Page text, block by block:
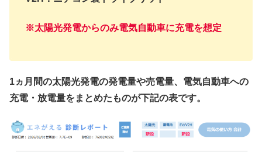
※太陽光発電からのみ電気自動車に充電を想定
1ヵ月間の太陽光発電の発電量や売電量、電気自動車への
充電・放電量をまとめたものが下記の表です。